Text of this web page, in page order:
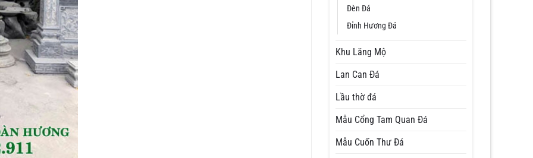
Đèn Đá
Đỉnh Hương Đá
Khu Lăng Mộ
Lan Can Đá
Lầu thờ đá
Mẫu Cổng Tam Quan Đá
Mẫu Cuốn Thư Đá